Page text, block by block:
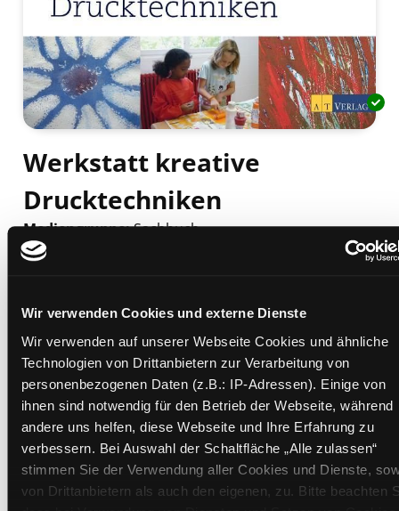
Wir verwenden Cookies und externe Dienste
Wir verwenden auf unserer Webseite Cookies und ähnliche
Technologien von Drittanbietern zur Verarbeitung von
personenbezogenen Daten (z.B.: IP-Adressen). Einige von
ihnen sind notwendig für den Betrieb der Webseite, während
andere uns helfen, diese Webseite und Ihre Erfahrung zu
verbessern. Bei Auswahl der Schaltfläche „Alle zulassen“
stimmen Sie der Verwendung aller Cookies und Dienste,
von Drittanbietern als auch den eigenen, zu. Bitte beachten
Werkstatt kreative
Drucktechniken
Mediengruppe:Sachbuch
Verfasser:
Exemplare
Zweigstelle:Nord - Geidorf
Signatur:KB.FG KAEG
Standort 2: Ausleihe